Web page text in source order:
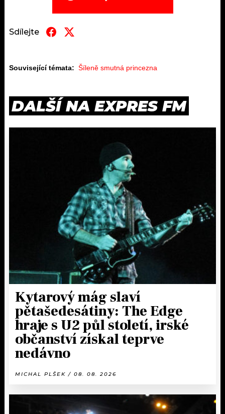
Sdílejte
Související témata: Šíleně smutná princezna
DALŠÍ NA EXPRES FM
Kytarový mág slaví
pětašedesátiny: The Edge
hraje s U2 půl století, irské
občanství získal teprve
nedávno
MICHAL PLŠEK / 08. 08. 2026